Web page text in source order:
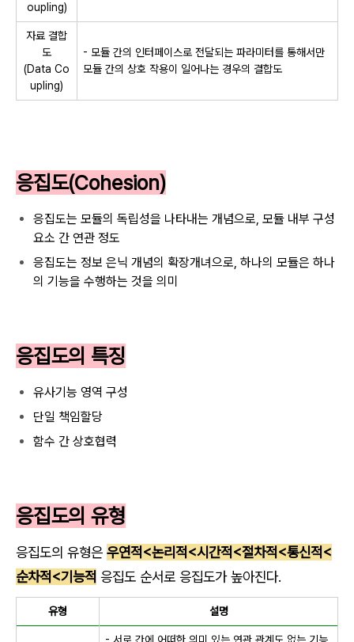
oupling)
자료 결합
도
(Data Co
upling)
- 모듈 간의 인터페이스로 전달되는 파라미터를 통해서만
모듈 간의 상호 작용이 일어나는 경우의 결합도
응집도(Cohesion)
응집도는 모듈의 독립성을 나타내는 개념으로, 모듈 내부 구성
요소 간 연관 정도
응집도는 정보 은닉 개념의 확장개녀으로, 하나의 모듈은 하나
의 기능을 수행하는 것을 의미
응집도의 특징
유사기능 영역 구성
단일 책임할당
함수 간 상호협력
응집도의 유형
응집도의 유형은 우연적<논리적<시간적<절차적<통신적<
순차적<기능적 응집도 순서로 응집도가 높아진다.
유형 설명